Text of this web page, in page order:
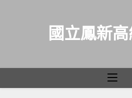
國立鳳新